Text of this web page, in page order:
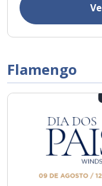
Flamengo